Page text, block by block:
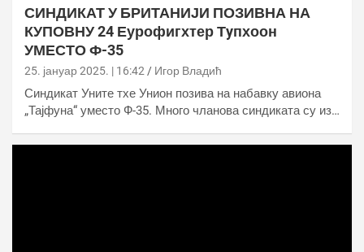
СИНДИКАТ У БРИТАНИЈИ ПОЗИВНА НА
КУПОВНУ 24 Еурофигхтер Тyпхоон
УМЕСТО Ф-35
25. јануар 2025. | 16:42 Игор Владић
Синдикат Уните тхе Унион позива на набавку авиона
„Тајфуна“ уместо Ф-35. Много чланова синдиката су из…